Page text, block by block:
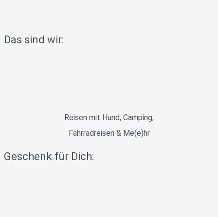
Das sind wir:
Reisen mit Hund, Camping,
Fahrradreisen & Me(e)hr
Geschenk für Dich: